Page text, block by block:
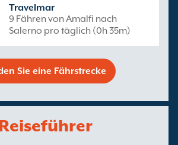
Travelmar
9 Fähren von Amalfi nach
Salerno pro täglich (0h 35m)
Sie eine Fährstrecke